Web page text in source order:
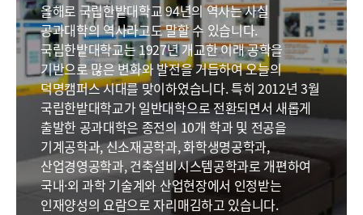
올해로 국립한밭대학교 94년의 역사는 사실
공과대학의 역사라고도 말할 수 있습니다.
국립한밭대학교는 1927년 개교한 이래 공학을
기반으로 많은 변화와 발전을 거듭하여 오늘의
덕명캠퍼스 시대를 맞이하였습니다. 특히 2012년 3월
국립한밭대학교가 일반대학으로 전환되면서 새롭게
출발한 공과대학은 종전의 10개 학과 및 전공을
기계공학과, 신소재공학과, 화학생명공학과,
산업경영공학과, 건축설비시스템공학과로 개편하여
국내·외 과학 기술계와 산업현장에서 인정받는
인재양성의 요람으로 자리매김하고 있습니다.